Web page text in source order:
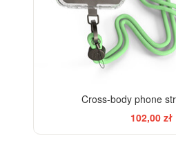
Cross-body phone
102,00 zł